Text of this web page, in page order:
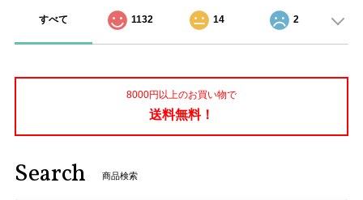
すべて 1132 14 2
8000円以上のお買い物で
送料無料！
Search 商品検索